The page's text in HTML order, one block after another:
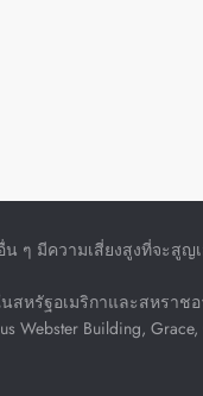
น ๆ มีความเสี่ยงสูงที่จ
สหรัฐอเมริกาและสหราช
Building,